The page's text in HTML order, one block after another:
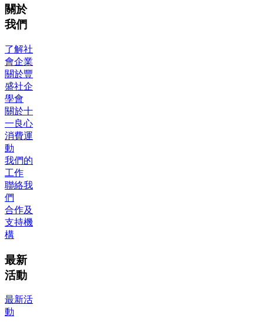
關於
我們
了解社
會企業
關於豐
盛社企
學會
關於十
一良心
消費運
動
我們的
工作
聯絡我
們
合作及
支持機
構
最新
活動
最新活
動